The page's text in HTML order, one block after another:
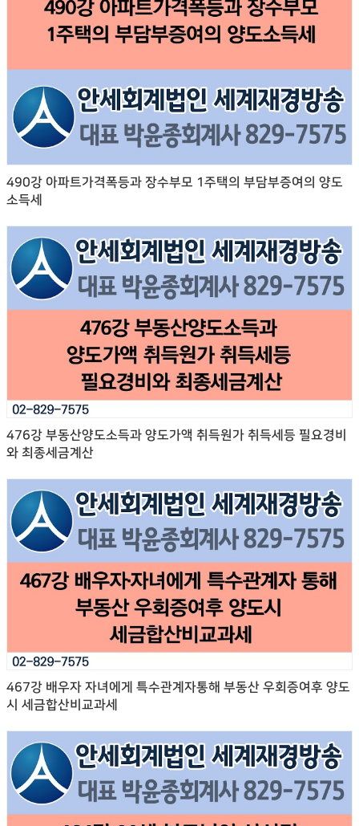
490강 아파트가격폭등과 장수부모 1주택의 부담부증여의 양도
소득세
476강 부동산양도소득과 양도가액 취득원가 취득세등 필요경비
와 최종세금계산
467강 배우자 자녀에게 특수관계자통해 부동산 우회증여후 양도
시 세금합산비교과세